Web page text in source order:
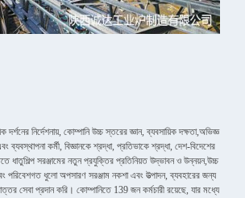
নির্দেশনায়, কোম্পানি উচ্চ স্তরের জ্ঞান, ব্যবসায়িক দক্ষতা,অভিজ্ঞ
কর্মী, বিজ্ঞানকে শ্রদ্ধা, প্রতিভাকে শ্রদ্ধা, দেশ-বিদেশের
ধাতুশিল্প সরঞ্জামের নতুন প্রযুক্তির প্রতিনিয়ত উদ্ভাবন ও উন্নয়ন,উচ্চ
পরিবেশগত ধুলো অপসারণ সরঞ্জাম নকশা এবং উত্পাদন, ব্যবহারের জন্য
সেবা প্রদান করি। কোম্পানিতে 139 জন কর্মচারী রয়েছে, যার মধ্যে